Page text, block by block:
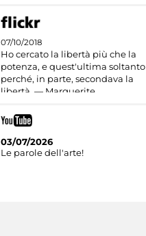
07/10/2018
Ho cercato la libertà più che la
potenza, e quest'ultima soltanto
perché, in parte, secondava la
libertà. — Marguerite
03/07/2026
Le parole dell'arte!